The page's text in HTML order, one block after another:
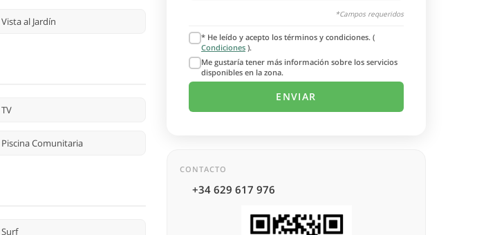
Vista al Jardín
TV
Piscina Comunitaria
Surf
*Campos requeridos
* He leído y acepto los términos y condiciones. (
Condiciones ).
Me gustaría tener más información sobre los servicios
disponibles en la zona.
CONTACTO
+34 629 617 976